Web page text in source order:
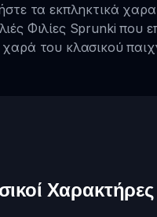
τα εκπληκτικά
Φιλίες Sprunki που
χαρά του κλασικού
Χαρακτήρες